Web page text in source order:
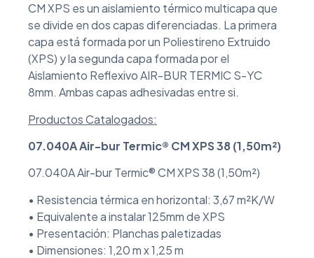
CM XPS es un aislamiento térmico multicapa que
se divide en dos capas diferenciadas. La primera
capa está formada por un Poliestireno Extruido
(XPS) y la segunda capa formada por el
Aislamiento Reflexivo AIR-BUR TERMIC S-YC
8mm. Ambas capas adhesivadas entre si.
Productos Catalogados:
07.040A Air-bur Termic® CM XPS 38 (1,50m²)
07.040A Air-bur Termic® CM XPS 38 (1,50m²)
• Resistencia térmica en horizontal: 3,67 m²K/W
• Equivalente a instalar 125mm de XPS
• Presentación: Planchas paletizadas
• Dimensiones: 1,20 m x 1,25 m